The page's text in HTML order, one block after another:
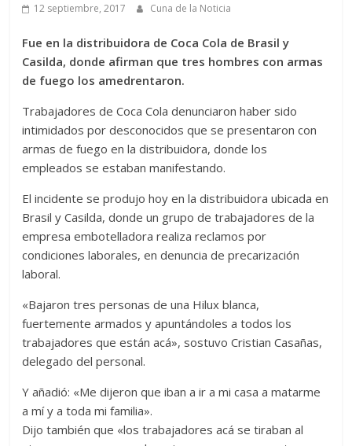
12 septiembre, 2017 Cuna de la Noticia
Fue en la distribuidora de Coca Cola de Brasil y
Casilda, donde afirman que tres hombres con armas
de fuego los amedrentaron.
Trabajadores de Coca Cola denunciaron haber sido
intimidados por desconocidos que se presentaron con
armas de fuego en la distribuidora, donde los
empleados se estaban manifestando.
El incidente se produjo hoy en la distribuidora ubicada en
Brasil y Casilda, donde un grupo de trabajadores de la
empresa embotelladora realiza reclamos por
condiciones laborales, en denuncia de precarización
laboral.
«Bajaron tres personas de una Hilux blanca,
fuertemente armados y apuntándoles a todos los
trabajadores que están acá», sostuvo Cristian Casañas,
delegado del personal.
Y añadió: «Me dijeron que iban a ir a mi casa a matarme
a mí y a toda mi familia».
Dijo también que «los trabajadores acá se tiraban al